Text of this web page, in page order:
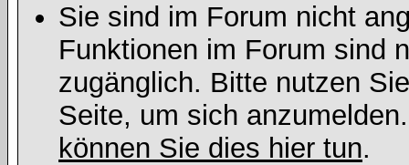
Sie sind im Forum nicht
Funktionen im Forum sind
zugänglich. Bitte nutzen
Seite, um sich
können Sie dies hier tun.